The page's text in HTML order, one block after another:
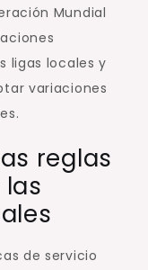
Mundial
ligas locales y
variaciones
reglas
las
de servicio